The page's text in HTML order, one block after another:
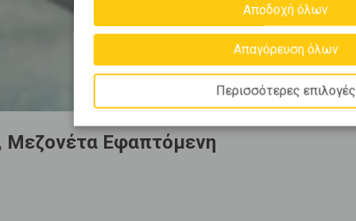
Μεζονέτα Εφαπτόμενη
Αποδοχή όλων
Απαγόρευση όλων
Περισσότερες επιλογές